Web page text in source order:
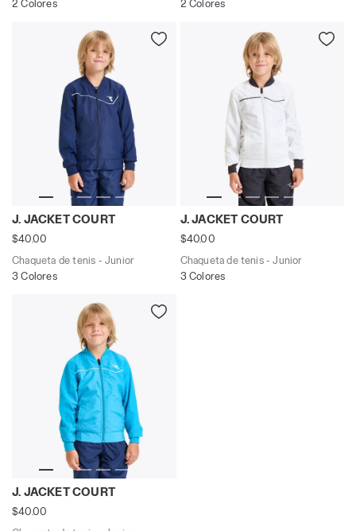
2 Colores
2 Colores
Chaqueta de tenis - Junior J. JACKET COURT AZUL
J. JACKET COURT
$40.00
Chaqueta de tenis - Junior
3 Colores
Chaqueta de tenis - Junior
J. JACKET COURT
$40.00
Chaqueta de tenis - Junior
3 Colores
Chaqueta de tenis - Junior J. JACKET COURT AZUL
J. JACKET COURT
$40.00